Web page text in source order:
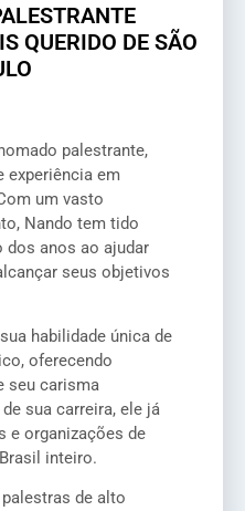
QUERIDO DE SÃO
palestrante,
experiência em
um vasto
Nando tem tido
anos ao ajudar
seus objetivos
habilidade única de
oferecendo
seu carisma
sua carreira, ele já
e organizações de
inteiro.
de alto